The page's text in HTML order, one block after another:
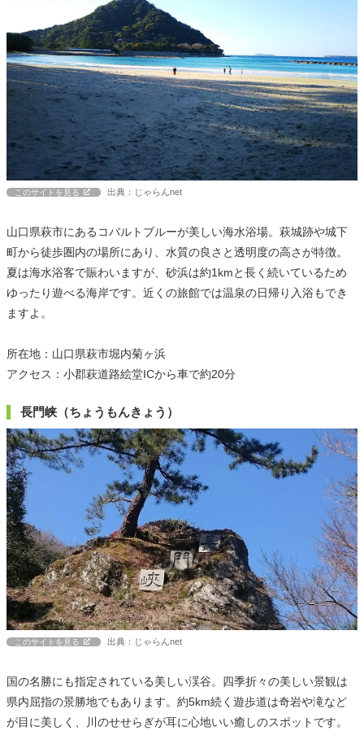
このサイトを見る 出典：じゃらんnet
山口県萩市にあるコバルトブルーが美しい海水浴場。萩城跡や城下
町から徒歩圏内の場所にあり、水質の良さと透明度の高さが特徴。
夏は海水浴客で賑わいますが、砂浜は約1kmと長く続いているため
ゆったり遊べる海岸です。近くの旅館では温泉の日帰り入浴もでき
ますよ。
所在地：山口県萩市堀内菊ヶ浜
アクセス：小郡萩道路絵堂ICから車で約20分
長門峡（ちょうもんきょう）
このサイトを見る 出典：じゃらんnet
国の名勝にも指定されている美しい渓谷。四季折々の美しい景観は
県内屈指の景勝地でもあります。約5km続く遊歩道は奇岩や滝など
が目に美しく、川のせせらぎが耳に心地いい癒しのスポットです。